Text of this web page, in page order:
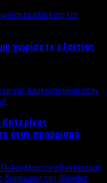
χωρίσετε εξαιτίας
έναν προορισμό